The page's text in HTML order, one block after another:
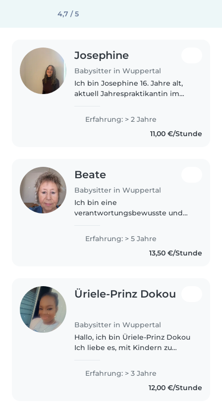
4,7 / 5
Josephine
Babysitter in Wuppertal
Ich bin Josephine 16. Jahre alt,
aktuell Jahrespraktikantin im
Kinderstation. Ehrenamtlich bin
ich als Sanitäterin beim Roten
Kreuz tätig. Ich habe viele
Erfahrung: > 2 Jahre
11,00 €/Stunde
Beate
Babysitter in Wuppertal
Ich bin eine
verantwortungsbewusste und
Kinderbetreuung, insbesondere
Erfahrung: > 5 Jahre
13,50 €/Stunde
Üriele-Prinz Dokou
Babysitter in Wuppertal
Hallo, ich bin Üriele-Prinz Dokou
Ich liebe es, mit Kindern zu
und in ihrer Entwicklung zu
unterstützen. Durch die
Betreuung meiner Geschwister
Erfahrung: > 3 Jahre
12,00 €/Stunde